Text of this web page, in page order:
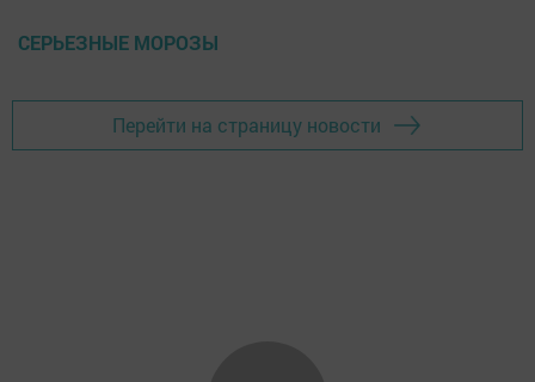
СЕРЬЕЗНЫЕ МОРОЗЫ
Перейти на страницу новости